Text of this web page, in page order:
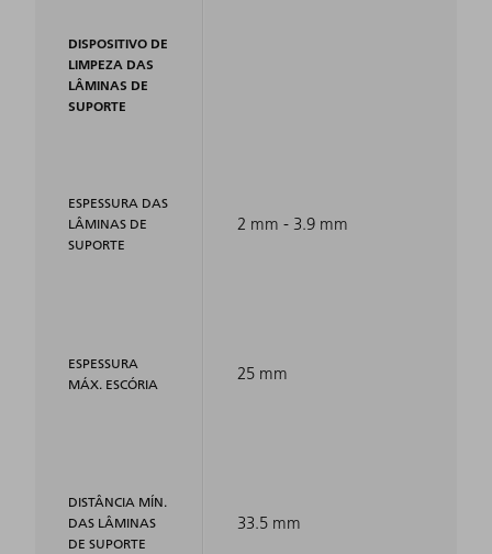
DISPOSITIVO DE
LIMPEZA DAS
LÂMINAS DE
SUPORTE
ESPESSURA DAS
LÂMINAS DE
SUPORTE
ESPESSURA
MÁX. ESCÓRIA
DISTÂNCIA MÍN.
DAS LÂMINAS
DE SUPORTE
2 mm - 3.9 mm
25 mm
33.5 mm